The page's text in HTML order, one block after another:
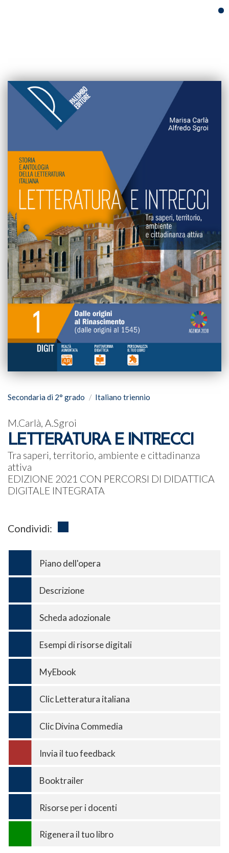
Secondaria di 2° grado Italiano triennio
M.Carlà, A.Sgroi
LETTERATURA E INTRECCI
Tra saperi, territorio, ambiente e cittadinanza
attiva
EDIZIONE 2021 CON PERCORSI DI DIDATTICA
DIGITALE INTEGRATA
Condividi:
Piano dell'opera
Descrizione
Scheda adozionale
Esempi di risorse digitali
MyEbook
Clic Letteratura italiana
Clic Divina Commedia
Invia il tuo feedback
Booktrailer
Risorse per i docenti
Rigenera il tuo libro